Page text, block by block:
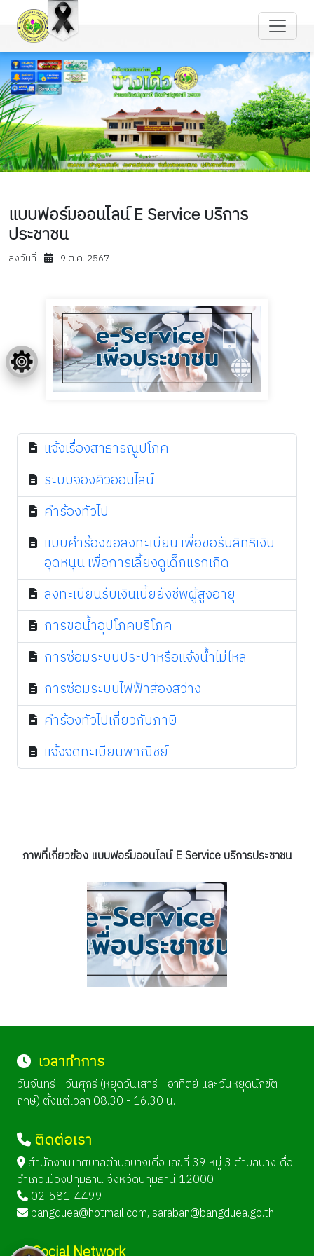
แบบฟอร์มออนไลน์ E Service บริการ
ประชาชน
ลงวันที่ 9 ต.ค. 2567
แจ้งเรื่องสาธารณูปโภค
ระบบจองคิวออนไลน์
คำร้องทั่วไป
แบบคำร้องขอลงทะเบียน เพื่อขอรับสิทธิเงิน
อุดหนุน เพื่อการเลี้ยงดูเด็กแรกเกิด
ลงทะเบียนรับเงินเบี้ยยังชีพผู้สูงอายุ
การขอน้ำอุปโภคบริโภค
การซ่อมระบบประปาหรือแจ้งน้ำไม่ไหล
การซ่อมระบบไฟฟ้าส่องสว่าง
คำร้องทั่วไปเกี่ยวกับภาษี
แจ้งจดทะเบียนพาณิชย์
ภาพที่เกี่ยวข้อง แบบฟอร์มออนไลน์ E Service บริการประชาชน
เวลาทำการ
วันจันทร์ - วันศุกร์ (หยุดวันเสาร์ - อาทิตย์ และวันหยุดนักขัต
ฤกษ์) ตั้งแต่เวลา 08.30 - 16.30 น.
ติดต่อเรา
สำนักงานเทศบาลตำบลบางเดื่อ เลขที่ 39 หมู่ 3 ตำบลบางเดื่อ
อำเภอเมืองปทุมธานี จังหวัดปทุมธานี 12000
02-581-4499
bangduea@hotmail.com, saraban@bangduea.go.th